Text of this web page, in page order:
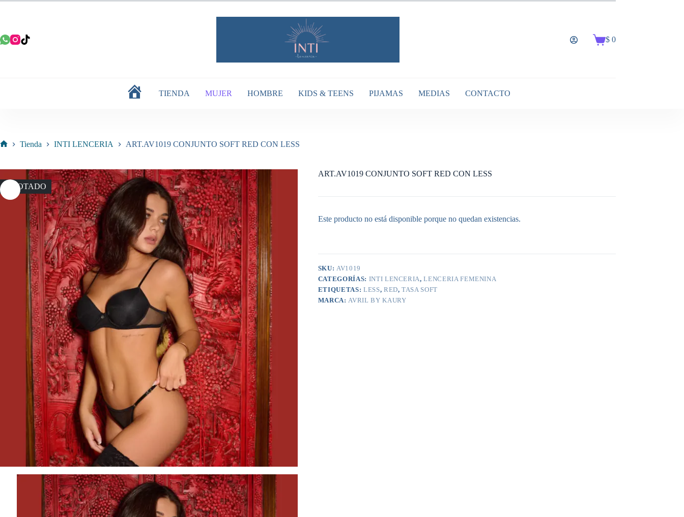
Saltar
Carro
$0
INICIO TIENDA MUJER HOMBRE KIDS & TEENS PIJAMAS MEDIAS CONTACTO
Tienda INTI LENCERIA ART.AV1019 CONJUNTO SOFT RED CON LESS
AGOTADO
ART.AV1019 CONJUNTO SOFT RED CON LESS
Este producto no está disponible porque no quedan existencias.
SKU:AV1019
CATEGORÍAS: INTI LENCERIA,LENCERIA FEMENINA
ETIQUETAS: LESS, RED,TASA SOFT
MARCA:AVRIL BY KAURY